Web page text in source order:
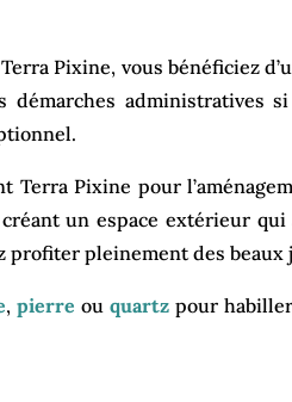
Pixine, vous bénéficiez
administratives
Pixine pour
un espace extérieur
profiter pleinement des beaux
,pierre ou quartzpour